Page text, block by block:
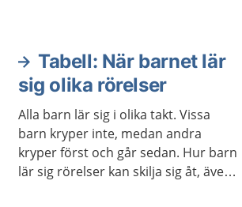
Tabell: När barnet lär
sig olika rörelser
Alla barn lär sig i olika takt. Vissa
barn kryper inte, medan andra
kryper först och går sedan. Hur barn
lär sig rörelser kan skilja sig åt, även